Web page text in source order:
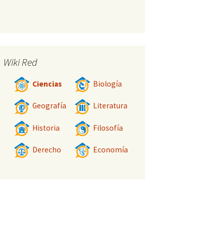
Wiki Red
Ciencias Biología
Geografía Literatura
Historia Filosofía
Derecho Economía